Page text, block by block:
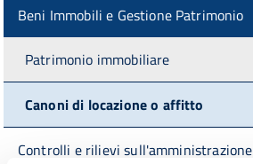
Beni Immobili e Gestione Patrimonio
Patrimonio immobiliare
Canoni di locazione o affitto
Controlli e rilievi sull'amministrazione